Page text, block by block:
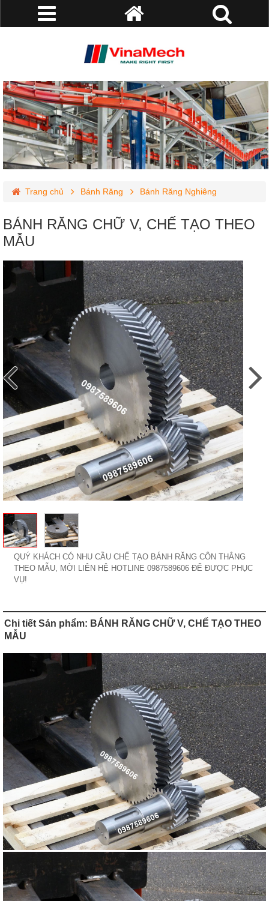
Trang chủ Bánh Răng Bánh Răng Nghiêng
BÁNH RĂNG CHỮ V, CHẾ TẠO THEO
MẪU
QUÝ KHÁCH CÓ NHU CẦU CHẾ TẠO BÁNH RĂNG CÔN THẲNG
THEO MẪU, MỜI LIÊN HỆ HOTLINE 0987589606 ĐỂ ĐƯỢC PHỤC
VỤ!
Chi tiết Sản phẩm: BÁNH RĂNG CHỮ V, CHẾ TẠO THEO
MẪU